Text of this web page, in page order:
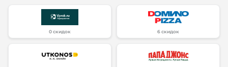
0 скидок 6 скидок